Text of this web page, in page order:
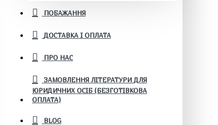
ПОБАЖАННЯ
ДОСТАВКА І ОПЛАТА
ПРО НАС
ЗАМОВЛЕННЯ ЛІТЕРАТУРИ ДЛЯ
ЮРИДИЧНИХ ОСІБ (БЕЗГОТІВКОВА
ОПЛАТА)
BLOG